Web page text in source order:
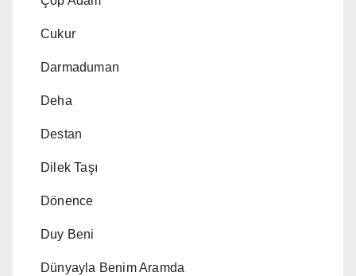
Cukur
Darmaduman
Deha
Destan
Dilek Taşı
Dönence
Duy Beni
Dünyayla Benim Aramda